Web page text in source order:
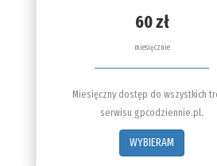
60 zł
miesięcznie
Miesięczny dostęp do wszystkich
serwisu gpcodziennie.pl.
WYBIERAM